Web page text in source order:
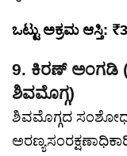
ಒಟ್ಟು ಅಕ್ರಮ ಆಸ್ತಿ:
9. ಕಿರಣ್‌ ಅಂಗಡಿ
ಶಿವಮೊಗ್ಗ)
ಶಿವಮೊಗ್ಗದ